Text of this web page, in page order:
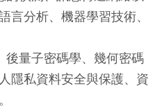
言分析、機器學習技術、
後量子密碼學、幾何密碼
隱私資料安全與保護、資